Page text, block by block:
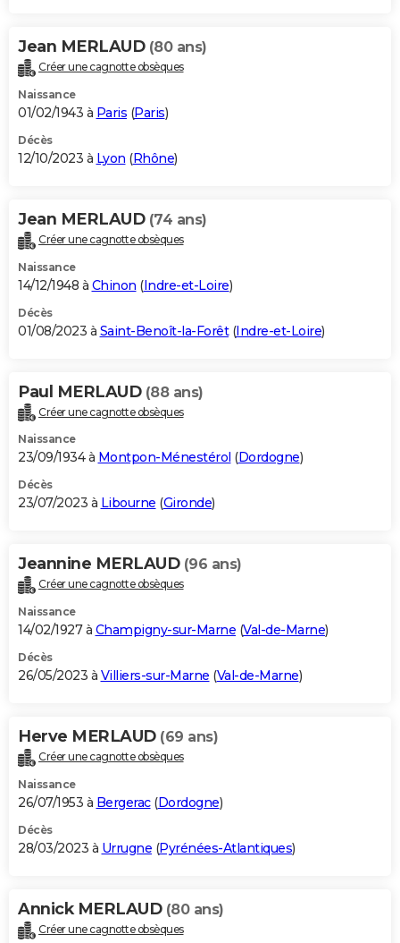
Jean MERLAUD (80 ans)
Créer une cagnotte obsèques
Naissance
01/02/1943 à Paris (Paris)
Décès
12/10/2023 à Lyon (Rhône)
Jean MERLAUD (74 ans)
Créer une cagnotte obsèques
Naissance
14/12/1948 à Chinon (Indre-et-Loire)
Décès
01/08/2023 à Saint-Benoît-la-Forêt(Indre-et-Loire)
Paul MERLAUD (88 ans)
Créer une cagnotte obsèques
Naissance
23/09/1934 à Montpon-Ménestérol (Dordogne)
Décès
23/07/2023 à Libourne (Gironde)
Jeannine MERLAUD (96 ans)
Créer une cagnotte obsèques
Naissance
14/02/1927 à Champigny-sur-Marne (Val-de-Marne)
Décès
26/05/2023 à Villiers-sur-Marne (Val-de-Marne)
Herve MERLAUD (69 ans)
Créer une cagnotte obsèques
Naissance
26/07/1953 à Bergerac(Dordogne)
Décès
28/03/2023 à Urrugne (Pyrénées-Atlantiques)
Annick MERLAUD (80 ans)
Créer une cagnotte obsèques